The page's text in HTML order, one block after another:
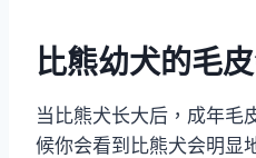
比熊幼犬的毛
当比熊犬长大后，成年毛
候你会看到比熊犬会明显